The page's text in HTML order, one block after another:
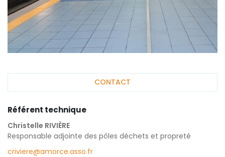
CONTACT
Référent technique
Christelle RIVIÈRE
Responsable adjointe des pôles déchets et propreté
criviere@amorce.asso.fr